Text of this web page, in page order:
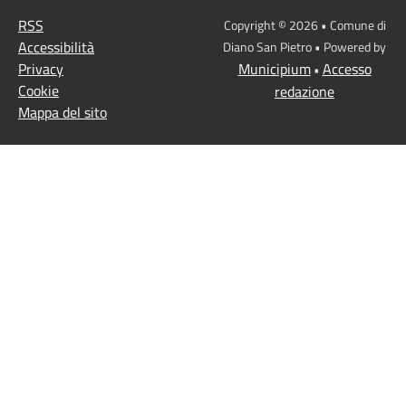
RSS
Accessibilità
Privacy
Cookie
Mappa del sito
Copyright © 2026 • Comune di
Diano San Pietro • Powered by
Municipium• Accesso
redazione